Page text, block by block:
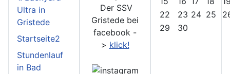
Ultra in
Gristede
Startseite2
Stundenlauf
in Bad
Der SSV
Gristede bei
facebook -
> klick!
22
23 24 25
29
30